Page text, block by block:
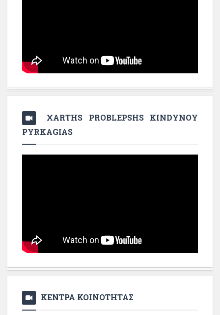
XARTHS PROBLEPSHS KINDYNOY
PYRKAGIAS
ΚΕΝΤΡΑ ΚΟΙΝΟΤΗΤΑΣ